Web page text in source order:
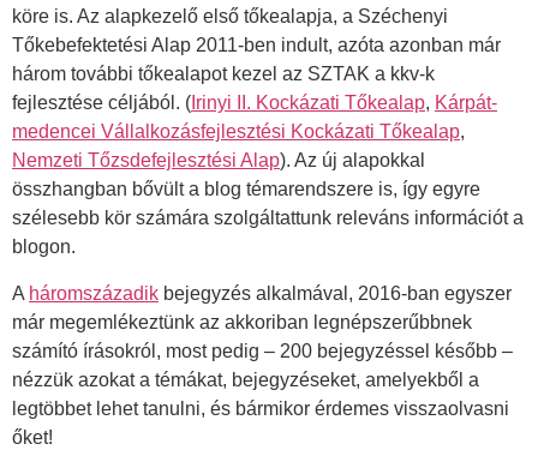
köre is. Az alapkezelő első tőkealapja, a Széchenyi
Tőkebefektetési Alap 2011-ben indult, azóta azonban már
három további tőkealapot kezel az SZTAK a kkv-k
fejlesztése céljából. ( Irinyi II. Kockázati Tőkealap, Kárpát-
medencei Vállalkozásfejlesztési Kockázati Tőkealap,
Nemzeti Tőzsdefejlesztési Alap). Az új alapokkal
összhangban bővült a blog témarendszere is, így egyre
szélesebb kör számára szolgáltattunk releváns információt a
blogon.
A háromszázadik bejegyzés alkalmával, 2016-ban egyszer
már megemlékeztünk az akkoriban legnépszerűbbnek
számító írásokról, most pedig – 200 bejegyzéssel később –
nézzük azokat a témákat, bejegyzéseket, amelyekből a
legtöbbet lehet tanulni, és bármikor érdemes visszaolvasni
őket!